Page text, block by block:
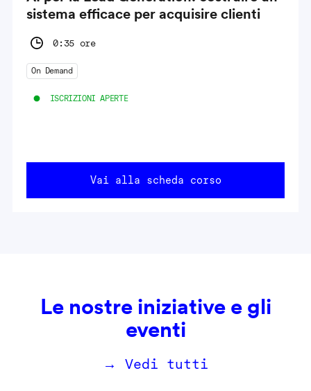
sistema efficace per acquisire clienti
0:35 ore
On Demand
ISCRIZIONI APERTE
Vai alla scheda corso
Le nostre iniziative e gli
eventi
→ Vedi tutti